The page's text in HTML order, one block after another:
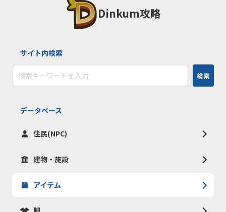
Dinkum攻略
サイト内検索
検索
データベース
住民(NPC)
建物・施設
アイテム